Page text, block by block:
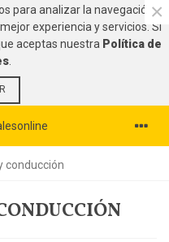
para analizar la navegación en
experiencia y servicios. Si
aceptas nuestra Política de
×
conducción